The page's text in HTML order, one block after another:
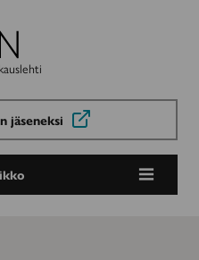
jäseneksi